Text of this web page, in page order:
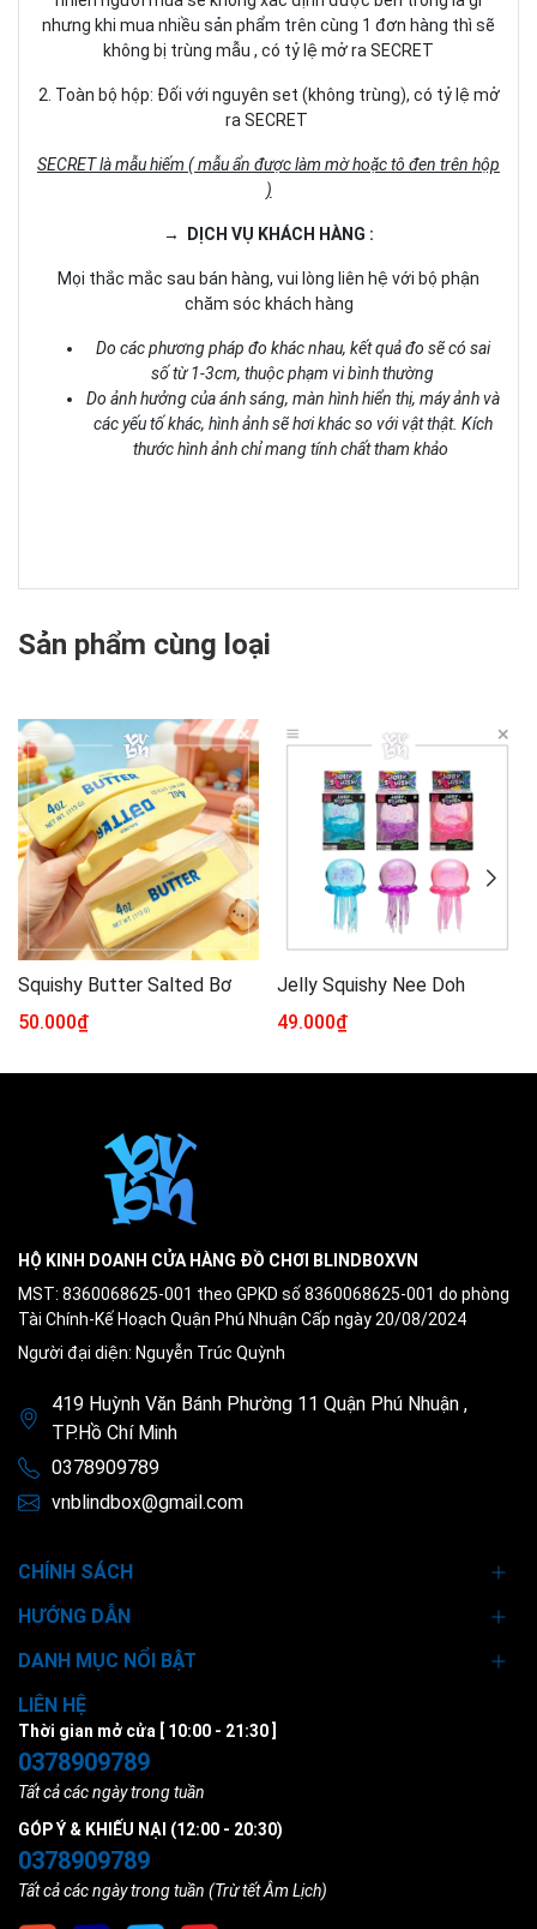
nhưng khi mua nhiều sản phẩm trên cùng 1 đơn hàng thì sẽ
không bị trùng mẫu , có tỷ lệ mở ra SECRET
2. Toàn bộ hộp: Đối với nguyên set (không trùng), có tỷ lệ mở
ra SECRET
SECRET là mẫu hiếm ( mẫu ẩn được làm mờ hoặc tô đen trên hộp
)
→ DỊCH VỤ KHÁCH HÀNG :
Mọi thắc mắc sau bán hàng, vui lòng liên hệ với bộ phận
chăm sóc khách hàng
Do các phương pháp đo khác nhau, kết quả đo sẽ có sai
số từ 1-3cm, thuộc phạm vi bình thường
Do ảnh hưởng của ánh sáng, màn hình hiển thị, máy ảnh và
các yếu tố khác, hình ảnh sẽ hơi khác so với vật thật. Kích
thước hình ảnh chỉ mang tính chất tham khảo
Sản phẩm cùng loại
Squishy Butter Salted Bơ
50.000₫
Jelly Squishy Nee Doh
49.000₫
HỘ KINH DOANH CỬA HÀNG ĐỒ CHƠI BLINDBOXVN
MST: 8360068625-001 theo GPKD số 8360068625-001 do phòng
Tài Chính-Kế Hoạch Quận Phú Nhuận Cấp ngày 20/08/2024
Người đại diện: Nguyễn Trúc Quỳnh
419 Huỳnh Văn Bánh Phường 11 Quận Phú Nhuận ,
TP.Hồ Chí Minh
0378909789
vnblindbox@gmail.com
CHÍNH SÁCH
HƯỚNG DẪN
DANH MỤC NỔI BẬT
LIÊN HỆ
Thời gian mở cửa [ 10:00 - 21:30 ]
0378909789
Tất cả các ngày trong tuần
GÓP Ý & KHIẾU NẠI (12:00 - 20:30)
0378909789
Tất cả các ngày trong tuần (Trừ tết Âm Lịch)